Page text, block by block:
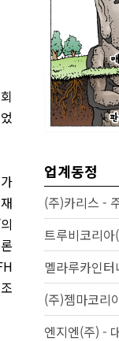
업계동정
(주)카리스 -
트루비코리아
멜라루카인
(주)젬마코리
엔지엔(주) -